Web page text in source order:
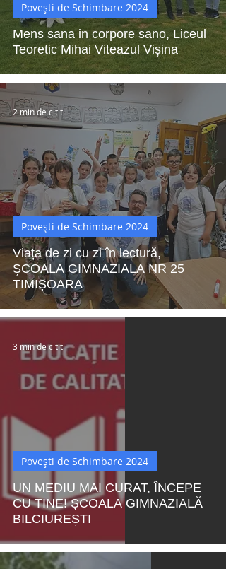
Mens sana in corpore sano, Liceul
Teoretic Mihai Viteazul Vișina
Povești de Schimbare 2024
Viața de zi cu zi în lectură,
ȘCOALA GIMNAZIALA NR 25
TIMIȘOARA
Povești de Schimbare 2024
2 min de citit
UN MEDIU MAI CURAT, ÎNCEPE
CU TINE! ȘCOALA GIMNAZIALĂ
BILCIUREȘTI
Povești de Schimbare 2024
3 min de citit